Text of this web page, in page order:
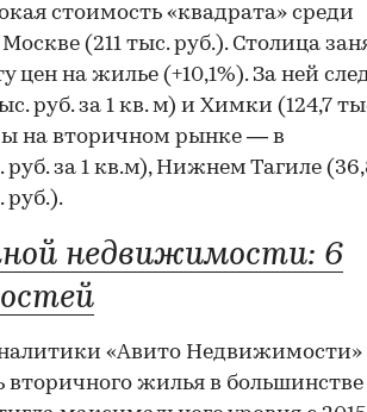
стоимость «квадрата» среди
(211 тыс. руб.). Столица
цен на жилье (+10,1%). За ней
руб. за 1 кв. м) и Химки (124,7
на вторичном рынке — в
руб. за 1 кв.м), Нижнем Тагиле
руб.).
недвижимости: 6
«Авито Недвижимости»
вторичного жилья в большинстве